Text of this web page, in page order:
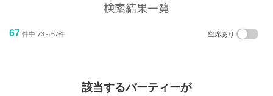
検索結果一覧
67 件中 73～67件 空席あり
該当するパーティーが